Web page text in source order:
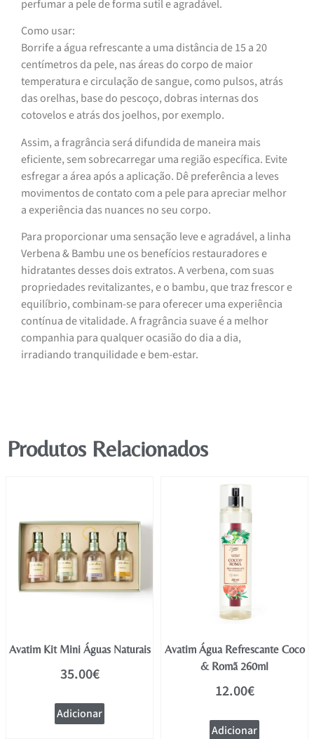
perfumar a pele de forma sutil e agradável.
Como usar:
Borrife a água refrescante a uma distância de 15 a 20
centímetros da pele, nas áreas do corpo de maior
temperatura e circulação de sangue, como pulsos, atrás
das orelhas, base do pescoço, dobras internas dos
cotovelos e atrás dos joelhos, por exemplo.
Assim, a fragrância será difundida de maneira mais
eficiente, sem sobrecarregar uma região específica. Evite
esfregar a área após a aplicação. Dê preferência a leves
movimentos de contato com a pele para apreciar melhor
a experiência das nuances no seu corpo.
Para proporcionar uma sensação leve e agradável, a linha
Verbena & Bambu une os benefícios restauradores e
hidratantes desses dois extratos. A verbena, com suas
propriedades revitalizantes, e o bambu, que traz frescor e
equilíbrio, combinam-se para oferecer uma experiência
contínua de vitalidade. A fragrância suave é a melhor
companhia para qualquer ocasião do dia a dia,
irradiando tranquilidade e bem-estar.
Produtos Relacionados
Avatim Kit Mini Águas Naturais
35.00€
Adicionar
Avatim Água Refrescante Coco
& Romã 260ml
12.00€
Adicionar